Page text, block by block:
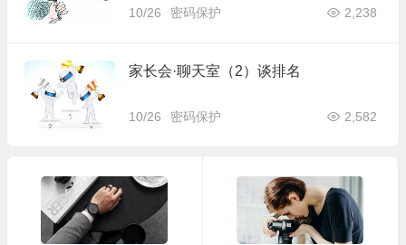
10/26 2,238
密码保护
家长会·聊天室（2）谈排名
10/26 2,582
密码保护